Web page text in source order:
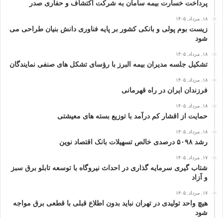
پرداخت خسارت بیمه سامان به شرکت اکتشاف و حفاری صدر
۱۸, مرداد, ۱۴۰۵
زیست بوم پولی و بانکی کشور بر پایه فناوری دانش بنیان طراحی می
شود
۱۸, مرداد, ۱۴۰۵
تشکیل جلسه مدیران بیمه البرز با رؤسای تشکل های صنفی نمایندگان
۱۸, مرداد, ۱۴۰۵
فرزندان ایران در راه قهرمانی
۱۸, مرداد, ۱۴۰۵
حمایت از اقشار کم‌ درآمد با توزیع بسته‌ های معیشتی
۱۸, مرداد, ۱۴۰۵
رشد ۵۰۹۸ درصدی خالص تسهیلات بانک اقتصاد نوین
۱۷, مرداد, ۱۴۰۵
شتاب گیری سرمایه گذاری در احداث نیروگاه با توسعه تابلو برق سبز
و آزاد
۱۷, مرداد, ۱۴۰۵
هیچ واحد تولیدی در تهران نباید بدون اطلاع قبلی با قطعی برق مواجه
شود